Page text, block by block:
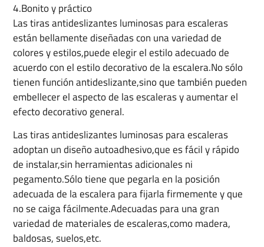
4.Bonito y práctico
Las tiras antideslizantes luminosas para escaleras
están bellamente diseñadas con una variedad de
colores y estilos,puede elegir el estilo adecuado de
acuerdo con el estilo decorativo de la escalera.No sólo
tienen función antideslizante,sino que también pueden
embellecer el aspecto de las escaleras y aumentar el
efecto decorativo general.
Las tiras antideslizantes luminosas para escaleras
adoptan un diseño autoadhesivo,que es fácil y rápido
de instalar,sin herramientas adicionales ni
pegamento.Sólo tiene que pegarla en la posición
adecuada de la escalera para fijarla firmemente y que
no se caiga fácilmente.Adecuadas para una gran
variedad de materiales de escaleras,como madera,
baldosas, suelos,etc.